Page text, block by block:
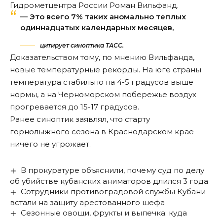
Гидрометцентра России Роман Вильфанд.
— Это всего 7% таких аномально теплых
одиннадцатых календарных месяцев,
цитирует синоптика ТАСС.
Доказательством тому, по мнению Вильфанда,
новые температурные рекорды. На юге страны
температура стабильно на 4-5 градусов выше
нормы, а на Черноморском побережье воздух
прогревается до 15-17 градусов.
Ранее синоптик заявлял, что старту
горнолыжного сезона в Краснодарском крае
ничего не угрожает.
В прокуратуре объяснили, почему суд по делу
об убийстве кубанских аниматоров длился 3 года
Сотрудники противоградовой службы Кубани
встали на защиту арестованного шефа
Сезонные овощи, фрукты и выпечка: куда